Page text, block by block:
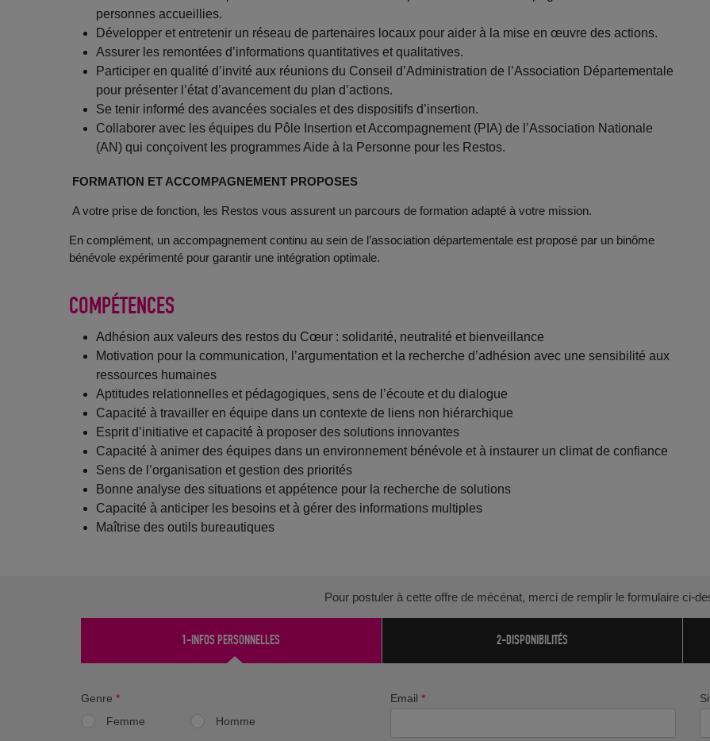
personnes accueillies.
Développer et entretenir un réseau de partenaires locaux pour aider à la mise en œuvre des actions.
Assurer les remontées d’informations quantitatives et qualitatives.
Participer en qualité d’invité aux réunions du Conseil d’Administration de l’Association Départementale
pour présenter l’état d’avancement du plan d’actions.
Se tenir informé des avancées sociales et des dispositifs d’insertion.
Collaborer avec les équipes du Pôle Insertion et Accompagnement (PIA) de l’Association Nationale
(AN) qui conçoivent les programmes Aide à la Personne pour les Restos.
FORMATION ET ACCOMPAGNEMENT PROPOSES
A votre prise de fonction, les Restos vous assurent un parcours de formation adapté à votre mission.
En complément, un accompagnement continu au sein de l’association départementale est proposé par un binôme
bénévole expérimenté pour garantir une intégration optimale.
COMPÉTENCES
Adhésion aux valeurs des restos du Cœur : solidarité, neutralité et bienveillance
Motivation pour la communication, l’argumentation et la recherche d’adhésion avec une sensibilité aux
ressources humaines
Aptitudes relationnelles et pédagogiques, sens de l’écoute et du dialogue
Capacité à travailler en équipe dans un contexte de liens non hiérarchique
Esprit d’initiative et capacité à proposer des solutions innovantes
Capacité à animer des équipes dans un environnement bénévole et à instaurer un climat de confiance
Sens de l’organisation et gestion des priorités
Bonne analyse des situations et appétence pour la recherche de solutions
Capacité à anticiper les besoins et à gérer des informations multiples
Maîtrise des outils bureautiques
Pour postuler à cette offre de mécénat, merci de remplir le formulaire ci-
1-INFOS PERSONNELLES 2-DISPONIBILITÉS
Genre *
Femme
Homme
Email *